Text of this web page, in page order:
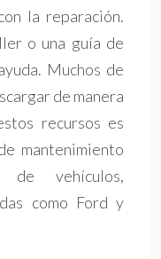
la reparación.
o una guía de
Muchos de
de manera
recursos es
mantenimiento
de vehículos,
como Ford y